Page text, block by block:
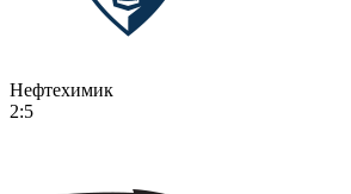
Нефтехимик
2:5